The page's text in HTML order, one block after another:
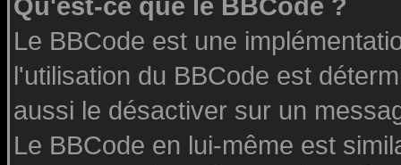
Qu'est-ce que le BBCode ?
Le BBCode est une
l'utilisation du BBCode est
aussi le désactiver sur un
Le BBCode en lui-même est